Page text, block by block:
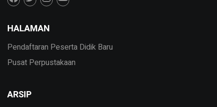
HALAMAN
Pendaftaran Peserta Didik Baru
Pusat Perpustakaan
ARSIP